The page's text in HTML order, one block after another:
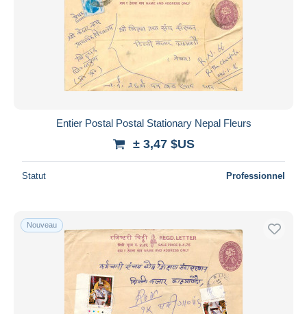
Entier Postal Postal Stationary Nepal Fleurs
± 3,47 $US
Statut Professionnel
Nouveau